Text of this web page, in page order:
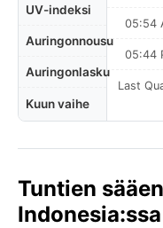
UV-indeksi
Auringonnousu
Auringonlasku
Kuun vaihe
05:54
05:44
Last
Tuntien